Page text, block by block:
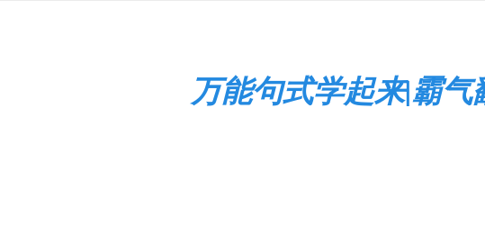
万能句式学起来|霸气